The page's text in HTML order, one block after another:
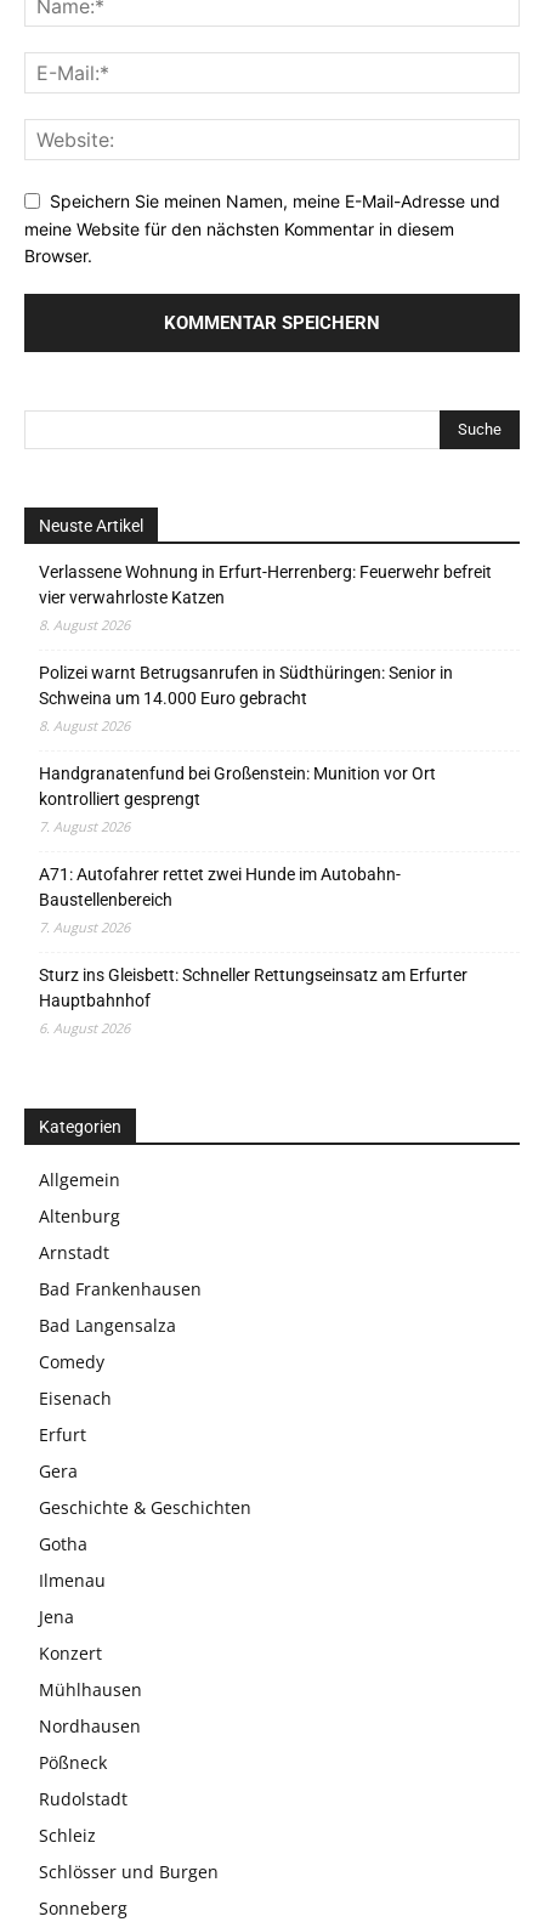
Speichern Sie meinen Namen, meine E-Mail-Adresse und
meine Website für den nächsten Kommentar in diesem
Browser.
Neuste Artikel
Verlassene Wohnung in Erfurt-Herrenberg: Feuerwehr befreit
vier verwahrloste Katzen
8. August 2026
Polizei warnt Betrugsanrufen in Südthüringen: Senior in
Schweina um 14.000 Euro gebracht
8. August 2026
Handgranatenfund bei Großenstein: Munition vor Ort
kontrolliert gesprengt
7. August 2026
A71: Autofahrer rettet zwei Hunde im Autobahn-
Baustellenbereich
7. August 2026
Sturz ins Gleisbett: Schneller Rettungseinsatz am Erfurter
Hauptbahnhof
6. August 2026
Kategorien
Allgemein
Altenburg
Arnstadt
Bad Frankenhausen
Bad Langensalza
Comedy
Eisenach
Erfurt
Gera
Geschichte & Geschichten
Gotha
Ilmenau
Jena
Konzert
Mühlhausen
Nordhausen
Pößneck
Rudolstadt
Schleiz
Schlösser und Burgen
Sonneberg